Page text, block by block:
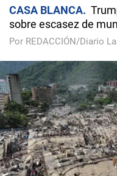
CASA BLANCA
sobre escasez de
Por REDACCIÓN/Diario